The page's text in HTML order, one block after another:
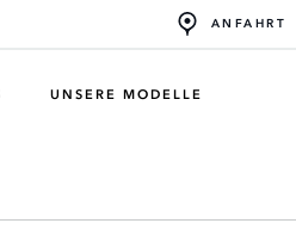
ANFAHRT
UNSERE MODELLE